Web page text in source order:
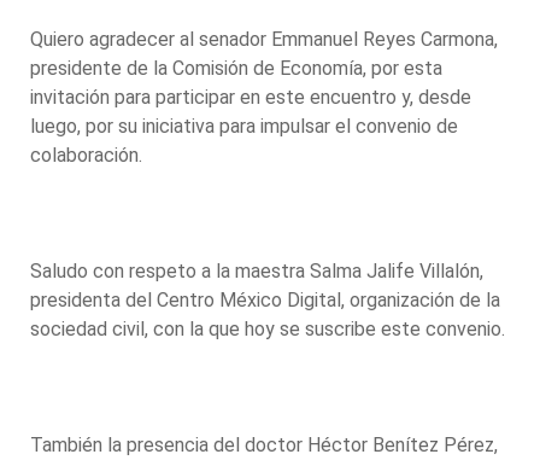
Quiero agradecer al senador Emmanuel Reyes Carmona,
presidente de la Comisión de Economía, por esta
invitación para participar en este encuentro y, desde
luego, por su iniciativa para impulsar el convenio de
colaboración.
Saludo con respeto a la maestra Salma Jalife Villalón,
presidenta del Centro México Digital, organización de la
sociedad civil, con la que hoy se suscribe este convenio.
También la presencia del doctor Héctor Benítez Pérez,